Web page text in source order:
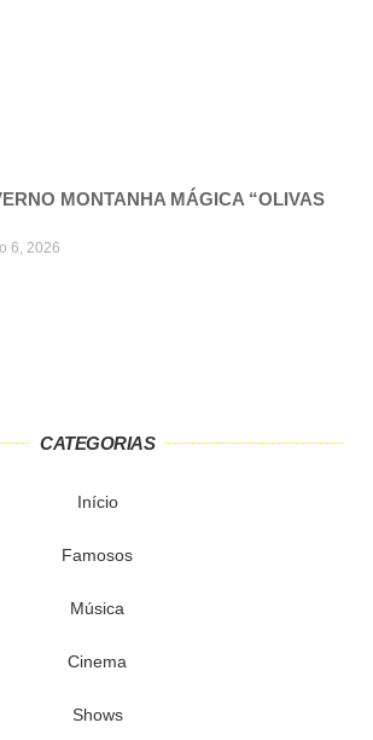
MONTANHA MÁGICA “OLIVAS
6, 2026
CATEGORIAS
Início
Famosos
Música
Cinema
Shows